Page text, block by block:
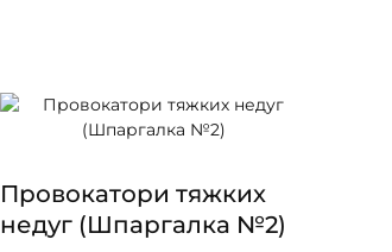
Провокатори тяжких
недуг (Шпаргалка №2)